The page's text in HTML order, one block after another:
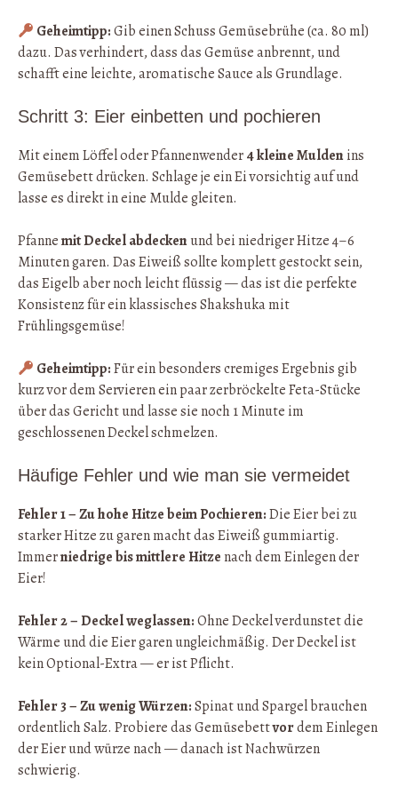
Geheimtipp:Gib einen Schuss Gemüsebrühe (ca. 80 ml)
dazu. Das verhindert, dass das Gemüse anbrennt, und
schafft eine leichte, aromatische Sauce als Grundlage.
Schritt 3: Eier einbetten und pochieren
Mit einem Löffel oder Pfannenwender4 kleine Muldenins
Gemüsebett drücken. Schlage je ein Ei vorsichtig auf und
lasse es direkt in eine Mulde gleiten.
Pfannemit Deckel abdeckenund bei niedriger Hitze 4–6
Minuten garen. Das Eiweiß sollte komplett gestockt sein,
das Eigelb aber noch leicht flüssig — das ist die perfekte
Konsistenz für ein klassisches Shakshuka mit
Frühlingsgemüse!
Geheimtipp:Für ein besonders cremiges Ergebnis gib
kurz vor dem Servieren ein paar zerbröckelte Feta-Stücke
über das Gericht und lasse sie noch 1 Minute im
geschlossenen Deckel schmelzen.
Häufige Fehler und wie man sie vermeidet
Fehler 1 – Zu hohe Hitze beim Pochieren:Die Eier bei zu
starker Hitze zu garen macht das Eiweiß gummiartig.
Immerniedrige bis mittlere Hitze nach dem Einlegen der
Eier!
Fehler 2 – Deckel weglassen:Ohne Deckel verdunstet die
Wärme und die Eier garen ungleichmäßig. Der Deckel ist
kein Optional-Extra — er ist Pflicht.
Fehler 3 – Zu wenig Würzen:Spinat und Spargel brauchen
ordentlich Salz. Probiere das Gemüsebettvordem Einlegen
der Eier und würze nach — danach ist Nachwürzen
schwierig.